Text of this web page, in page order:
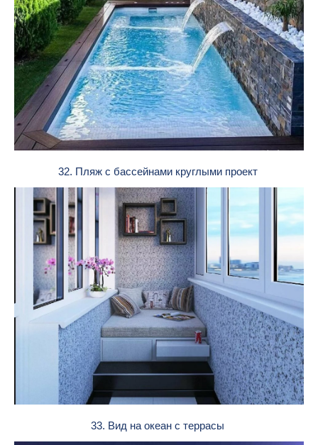
32. Пляж с бассейнами круглыми проект
33. Вид на океан с террасы